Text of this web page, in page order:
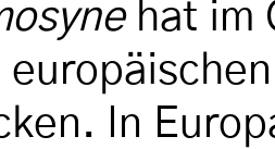
hat im
In